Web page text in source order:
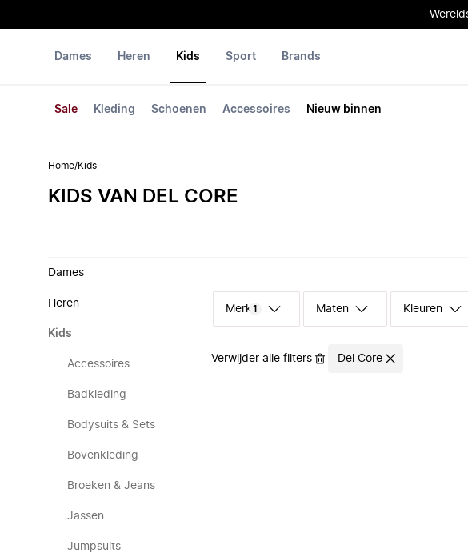
Dames Heren Kids
Sale Kleding Schoenen Accessoires Nieuw binnen
Sport Brands
Home/Kids
KIDS VAN DEL CORE
Dames
Heren
Kids
Accessoires
Badkleding
Bodysuits & Sets
Bovenkleding
Broeken & Jeans
Jassen
Jumpsuits
Merk 1 Maten Kleuren
Verwijder alle filters Del Core